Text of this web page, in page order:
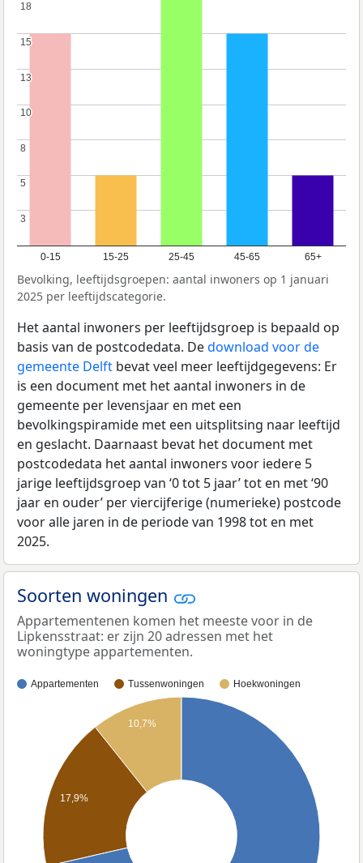
0-15 15-25 25-45 45-65 65+
3
3
5
5
8
8
10
10
13
13
15
15
18
18
Bevolking, leeftijdsgroepen: aantal inwoners op 1 januari
2025 per leeftijdscategorie.
Het aantal inwoners per leeftijdsgroep is bepaald op
basis van de postcodedata. Dedownload voor de
gemeente Delft bevat veel meer leeftijdgegevens: Er
is een document met het aantal inwoners in de
gemeente per levensjaar en met een
bevolkingspiramide met een uitsplitsing naar leeftijd
en geslacht. Daarnaast bevat het document met
postcodedata het aantal inwoners voor iedere 5
jarige leeftijdsgroep van ‘0 tot 5 jaar’ tot en met ‘90
jaar en ouder’ per viercijferige (numerieke) postcode
voor alle jaren in de periode van 1998 tot en met
2025.
Soorten woningen
Appartementenen komen het meeste voor in de
Lipkensstraat: er zijn 20 adressen met het
woningtype appartementen.
Appartementen Tussenwoningen Hoekwoningen
10,7%
17,9%